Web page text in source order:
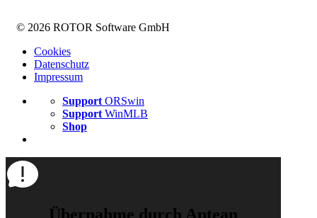
© 2026 ROTOR Software GmbH
Cookies
Datenschutz
Impressum
Support ORSwin
Support WinMLB
Shop
Übernahme durch Aptean